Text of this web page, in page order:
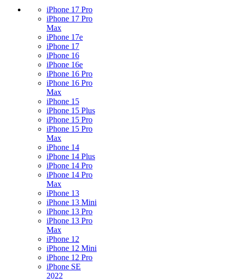
iPhone 17 Pro
iPhone 17 Pro
Max
iPhone 17e
iPhone 17
iPhone 16
iPhone 16e
iPhone 16 Pro
iPhone 16 Pro
Max
iPhone 15
iPhone 15 Plus
iPhone 15 Pro
iPhone 15 Pro
Max
iPhone 14
iPhone 14 Plus
iPhone 14 Pro
iPhone 14 Pro
Max
iPhone 13
iPhone 13 Mini
iPhone 13 Pro
iPhone 13 Pro
Max
iPhone 12
iPhone 12 Mini
iPhone 12 Pro
iPhone SE
2022